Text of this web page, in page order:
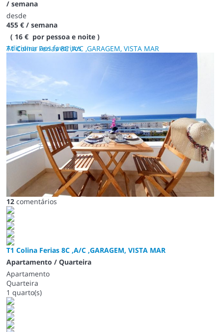
/ semana
desde
455 €/ semana
( 16 € por pessoa e noite )
T1 Colina Ferias 8C ,A/C ,GARAGEM, VISTA MAR
Adicionar aos favoritos
12comentários
T1 Colina Ferias 8C ,A/C ,GARAGEM, VISTA MAR
Apartamento / Quarteira
Apartamento
Quarteira
1 quarto(s)